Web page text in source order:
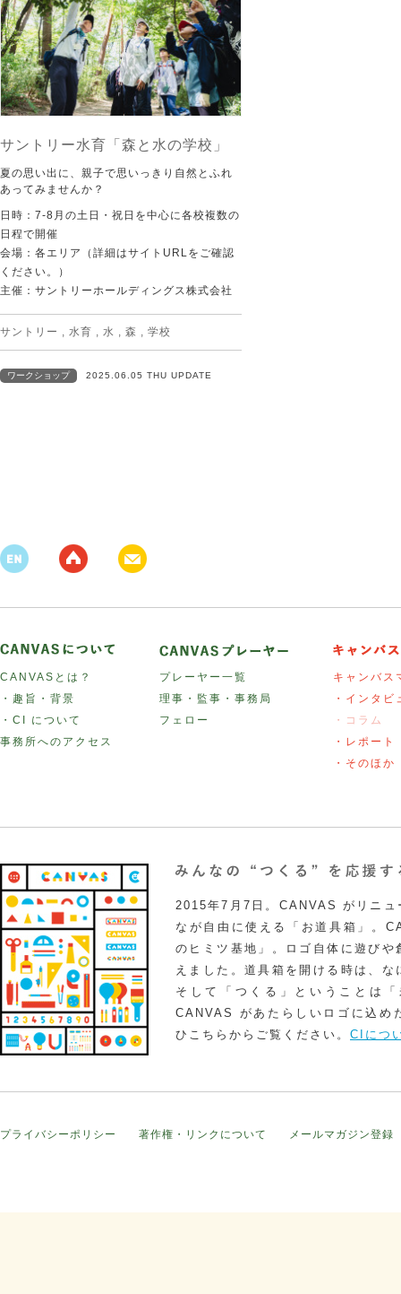
サントリー水育「森と水の学校」
夏の思い出に、親子で思いっきり自然とふれ
あってみませんか？
日時：7-8月の土日・祝日を中心に各校複数の
日程で開催
会場：各エリア（詳細はサイトURLをご確認
ください。）
主催：サントリーホールディングス株式会社
サントリー , 水育 , 水 , 森 , 学校
ワークショップ 2025.06.05 THU UPDATE
CANVASとは？
・趣旨・背景
・CI について
事務所へのアクセス
プレーヤー一覧
理事・監事・事務局
フェロー
キャンバス
・インタビ
・コラム
・レポート
・そのほか
2015年7月7日。CANVAS がリニュ
なが自由に使える「お道具箱」。
のヒミツ基地」。ロゴ自体に遊び
えました。道具箱を開ける時は、
そして「つくる」ということは
CANVAS があたらしいロゴに込め
ひこちらからご覧ください。 CIにつ
プライバシーポリシー 著作権・リンクについて メールマガジン登録